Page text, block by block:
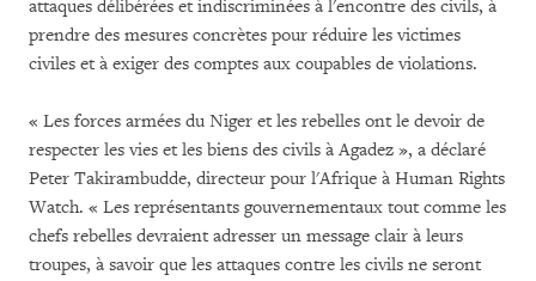
attaques délibérées et indiscriminées à l'encontre des civils, à
prendre des mesures concrètes pour réduire les victimes
civiles et à exiger des comptes aux coupables de violations.
« Les forces armées du Niger et les rebelles ont le devoir de
respecter les vies et les biens des civils à Agadez », a déclaré
Peter Takirambudde, directeur pour l'Afrique à Human Rights
Watch. « Les représentants gouvernementaux tout comme les
chefs rebelles devraient adresser un message clair à leurs
troupes, à savoir que les attaques contre les civils ne seront